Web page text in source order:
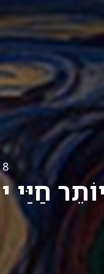
8 באוקטובר 2023
חַיַּי